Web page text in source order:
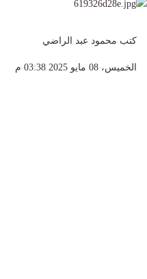
كتب محمود عبد الراضي
الخميس، 08 مايو 2025 03:38 م